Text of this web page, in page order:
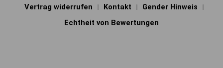
Vertrag widerrufen
Kontakt
Gender Hinweis
Echtheit von Bewertungen